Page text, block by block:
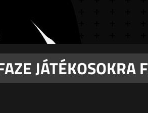
JÁTÉKOSOKRA